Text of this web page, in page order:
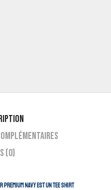
(0)
Premium Navy est un tee shirt